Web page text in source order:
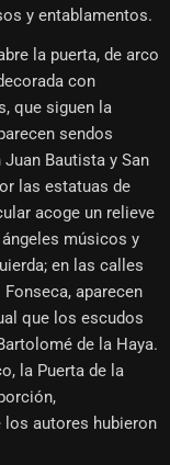
y entablamentos.
la puerta, de arco
con
que siguen la
sendos
Bautista y San
las estatuas de
acoge un relieve
músicos y
en las calles
aparecen
que los escudos
de la Haya.
la Puerta de la
autores hubieron